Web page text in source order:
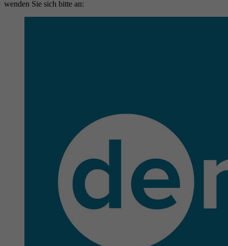
wenden Sie sich bitte an: